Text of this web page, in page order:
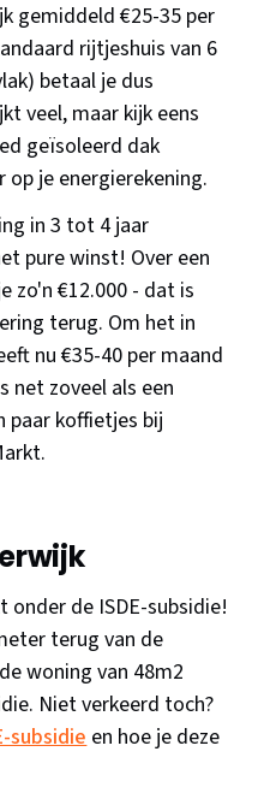
gemiddeld €25-35 per
rijtjeshuis van 6
betaal je dus
veel, maar kijk eens
geïsoleerd dak
op je energierekening.
in 3 tot 4 jaar
pure winst! Over een
zo'n €12.000 - dat is
terug. Om het in
nu €35-40 per maand
net zoveel als een
paar koffietjes bij
onder de ISDE-subsidie!
terug van de
woning van 48m2
Niet verkeerd toch?
subsidieen hoe je deze